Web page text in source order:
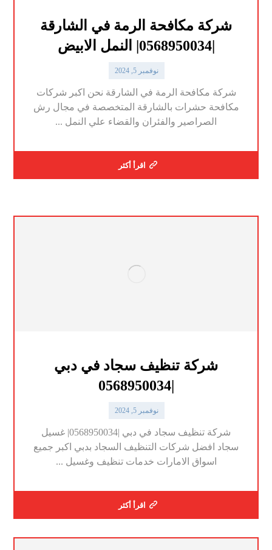
شركة مكافحة الرمة في الشارقة
|0568950034| النمل الابيض
نوفمبر 5, 2024
شركة مكافحة الرمة في الشارقة نحن اكبر شركات
مكافحة حشرات بالشارقة المتخصصة في مجال رش
الصراصير والفئران والقضاء علي النمل ...
اقرأ أكثر
شركة تنظيف سجاد في دبي
|0568950034
نوفمبر 5, 2024
شركة تنظيف سجاد في دبي |0568950034| غسيل
سجاد افضل شركات التنظيف السجاد بدبي اكبر جميع
اسواق الامارات خدمات تنظيف وغسيل ...
اقرأ أكثر